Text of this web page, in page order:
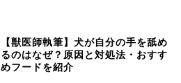
【獣医師執筆】犬が自分の手を舐め
るのはなぜ？原因と対処法・おすす
めフードを紹介